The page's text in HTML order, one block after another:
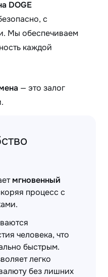
DOGE
с
Мы обеспечиваем
каждой
— это залог
мгновенный
процесс с
человека, что
быстрым.
легко
без лишних